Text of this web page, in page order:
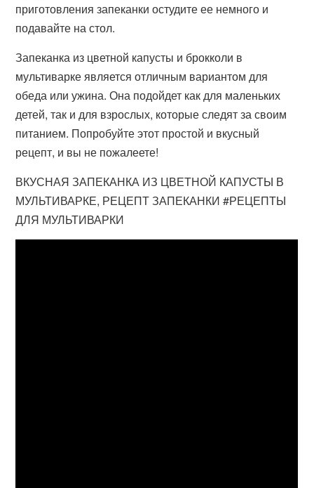
приготовления запеканки остудите ее немного и
подавайте на стол.
Запеканка из цветной капусты и брокколи в
мультиварке является отличным вариантом для
обеда или ужина. Она подойдет как для маленьких
детей, так и для взрослых, которые следят за своим
питанием. Попробуйте этот простой и вкусный
рецепт, и вы не пожалеете!
ВКУСНАЯ ЗАПЕКАНКА ИЗ ЦВЕТНОЙ КАПУСТЫ В
МУЛЬТИВАРКЕ, РЕЦЕПТ ЗАПЕКАНКИ #РЕЦЕПТЫ
ДЛЯ МУЛЬТИВАРКИ